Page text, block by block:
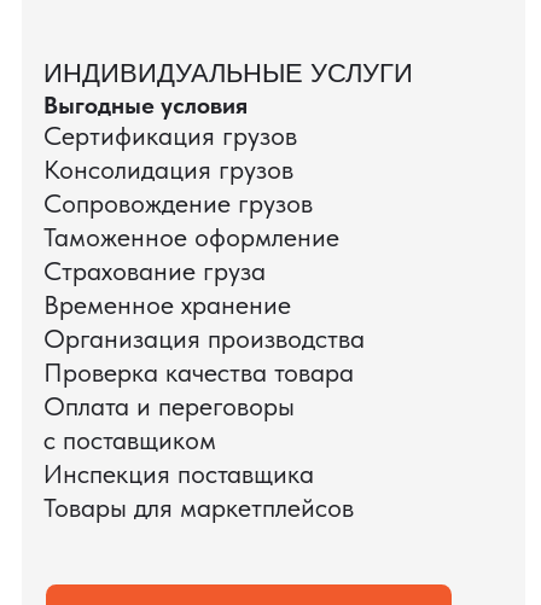
КЕЙС ПАО «РОСТЕЛЕКОМ»
ПАО «Ростелеком» доверяет нам полный
цикл международных поставок — от
поиска и проверки поставщиков до
доставки оборудования.
Мы обеспечили полный цикл работ:
проверку продукции, логистику,
таможенное оформление и контроль
сроков. В результате все товары были
доставлены точно в срок и без
дополнительных рисков.
PRO TORG — проверенный партнёр по
международной логистике для ведущих
федеральных компаний.